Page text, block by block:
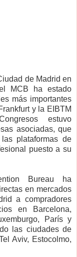
de Madrid en
MCB ha estado
más importantes
y la EIBTM
estuvo
asociadas, que
plataformas de
puesto a su
Bureau ha
en mercados
a compradores
en Barcelona,
París y
las ciudades de
Aviv, Estocolmo,